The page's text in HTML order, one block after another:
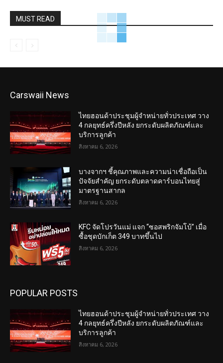
MUST READ
Carswaii News
ไทยฮอนด้าประชุมผู้จำหน่ายทั่วประเทศ วาง
4 กลยุทธ์ครึ่งปีหลัง ยกระดับผลิตภัณฑ์และ
บริการลูกค้า
สิงหาคม 6, 2026
บางจากฯ ชี้คุณภาพและความน่าเชื่อถือเป็น
ปัจจัยสำคัญ ยกระดับตลาดคาร์บอนไทยสู่
มาตรฐานสากล
สิงหาคม 6, 2026
KFC จัดโปรวันแม่ แจก “ซอสพริกจัมโบ้” เมื่อ
ซื้อชุดบักเก็ต 349 บาทขึ้นไป
สิงหาคม 6, 2026
POPULAR POSTS
ไทยฮอนด้าประชุมผู้จำหน่ายทั่วประเทศ วาง
4 กลยุทธ์ครึ่งปีหลัง ยกระดับผลิตภัณฑ์และ
บริการลูกค้า
สิงหาคม 6, 2026